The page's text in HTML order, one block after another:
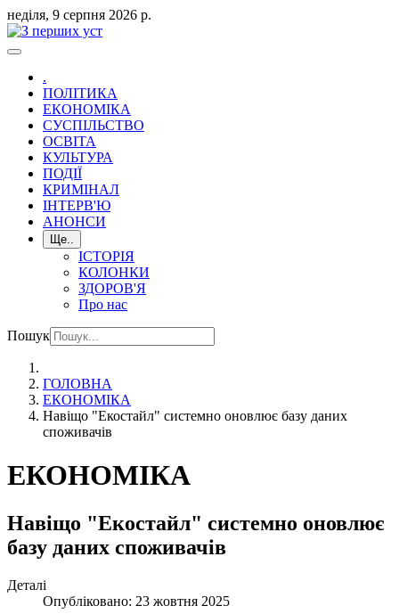
неділя, 9 серпня 2026 р.
.
ПОЛІТИКА
ЕКОНОМІКА
СУСПІЛЬСТВО
ОСВІТА
КУЛЬТУРА
ПОДІЇ
КРИМІНАЛ
ІНТЕРВ'Ю
АНОНСИ
Ще..
ІСТОРІЯ
КОЛОНКИ
ЗДОРОВ'Я
Про нас
Пошук
ГОЛОВНА
ЕКОНОМІКА
Навіщо "Екостайл" системно оновлює базу даних
споживачів
ЕКОНОМІКА
Навіщо "Екостайл" системно оновлює
базу даних споживачів
Деталі
Опубліковано: 23 жовтня 2025